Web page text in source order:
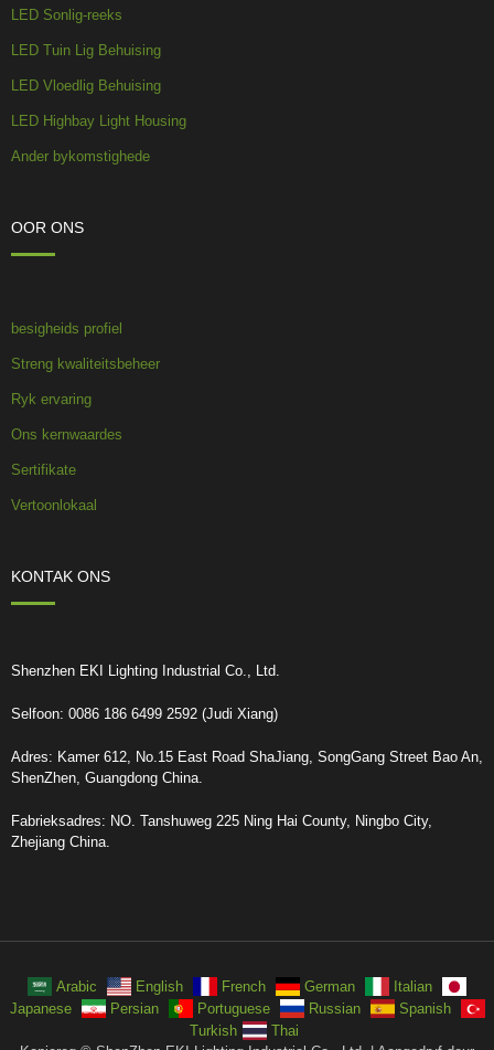
LED Sonlig-reeks
LED Tuin Lig Behuising
LED Vloedlig Behuising
LED Highbay Light Housing
Ander bykomstighede
OOR ONS
besigheids profiel
Streng kwaliteitsbeheer
Ryk ervaring
Ons kernwaardes
Sertifikate
Vertoonlokaal
KONTAK ONS
Shenzhen EKI Lighting Industrial Co., Ltd.
Selfoon: 0086 186 6499 2592 (Judi Xiang)
Adres: Kamer 612, No.15 East Road ShaJiang, SongGang Street Bao An,
ShenZhen, Guangdong China.
Fabrieksadres: NO. Tanshuweg 225 Ning Hai County, Ningbo City,
Zhejiang China.
Arabic English French German
Italian
Japanese
Persian Portuguese Russian
Spanish
Turkish
Thai